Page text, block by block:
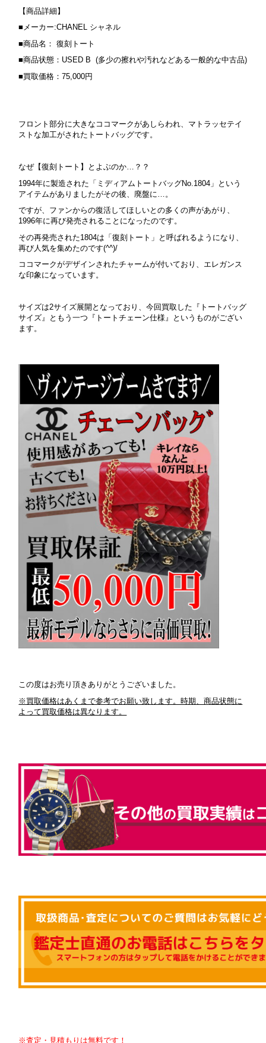
【商品詳細】
■メーカー:CHANEL シャネル
■商品名： 復刻トート
■商品状態：USED B (多少の擦れや汚れなどある一般的な中古品)
■買取価格：75,000円
フロント部分に大きなココマークがあしらわれ、マトラッセテイ
ストな加工がされたトートバッグです。
なぜ【復刻トート】とよぶのか…？？
1994年に製造された「ミディアムトートバッグNo.1804」という
アイテムがありましたがその後 、廃盤に…。
ですが、ファンからの復活してほしいとの多くの声があがり、
1996年に再び発売されることになったのです。
その再発売された1804は「復刻トート」と呼ばれるようになり、
再び人気を集めたのです(^^)/
ココマークがデザインされたチャームが付いており、エレガンス
な印象になっています。
サイズは2サイズ展開となっており、今回買取した『トートバッグ
サイズ』ともう一つ『トートチェーン仕様』というものがござい
ます。
この度はお売り頂きありがとうございました。
※買取価格はあくまで参考でお願い致します。時期、商品状態に
よって買取価格は異なります。
※査定・見積もりは無料です！